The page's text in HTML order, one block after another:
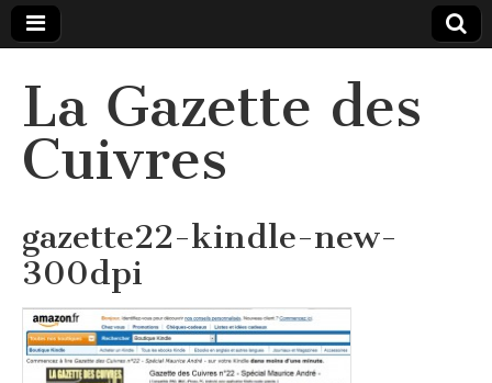
La Gazette des
Cuivres
gazette22-kindle-new-
300dpi